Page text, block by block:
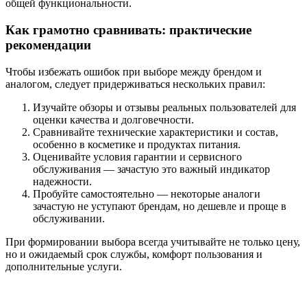
общей функциональности.
Как грамотно сравнивать: практические
рекомендации
Чтобы избежать ошибок при выборе между брендом и
аналогом, следует придерживаться нескольких правил:
Изучайте обзоры и отзывы реальных пользователей для
оценки качества и долговечности.
Сравнивайте технические характеристики и состав,
особенно в косметике и продуктах питания.
Оценивайте условия гарантии и сервисного
обслуживания — зачастую это важный индикатор
надежности.
Пробуйте самостоятельно — некоторые аналоги
зачастую не уступают брендам, но дешевле и проще в
обслуживании.
При формировании выбора всегда учитывайте не только цену,
но и ожидаемый срок службы, комфорт пользования и
дополнительные услуги.